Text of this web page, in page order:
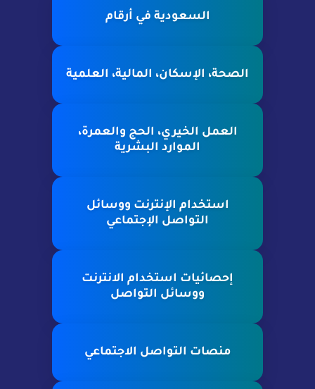
السعودية في أرقام
الصحة، الإسكان، المالية، العلمية
العمل الخيري، الحج والعمرة،
الموارد البشرية
استخدام الإنترنت ووسائل
التواصل الإجتماعي
إحصائيات استخدام الانترنت
ووسائل التواصل
منصات التواصل الاجتماعي